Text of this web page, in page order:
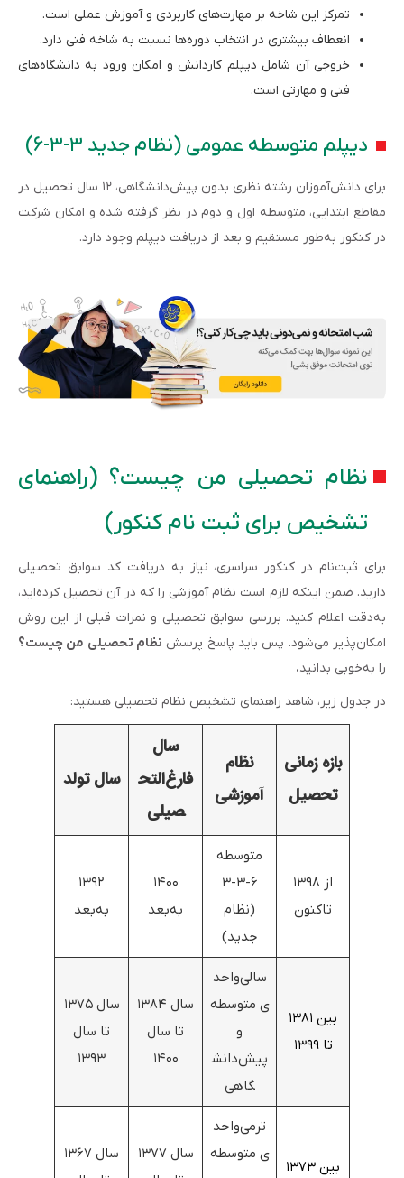
تمرکز این شاخه بر مهارت‌های کاربردی و آموزش عملی است.
انعطاف بیشتری در انتخاب دوره‌ها نسبت به شاخه فنی دارد.
خروجی آن شامل دیپلم کاردانش و امکان ورود به دانشگاه‌های
فنی و مهارتی است.
دیپلم متوسطه عمومی (نظام جدید ۳-۳-۶)
برای دانش‌آموزان رشته نظری بدون پیش‌دانشگاهی، ۱۲ سال تحصیل در
مقاطع ابتدایی، متوسطه اول و دوم در نظر گرفته شده و امکان شرکت
در کنکور به‌طور مستقیم و بعد از دریافت دیپلم وجود دارد.
نظام تحصیلی من چیست؟ (راهنمای
تشخیص برای ثبت نام کنکور)
برای ثبت‌نام در کنکور سراسری، نیاز به دریافت کد سوابق تحصیلی
دارید. ضمن اینکه لازم است نظام آموزشی را که در آن تحصیل کرده‌اید،
به‌دقت اعلام کنید. بررسی سوابق تحصیلی و نمرات قبلی از این روش
امکان‌پذیر می‌شود. پس باید پاسخ پرسش نظام تحصیلی من چیست؟
را به‌خوبی بدانید.
در جدول زیر، شاهد راهنمای تشخیص نظام تحصیلی هستید:
بازه زمانی
تحصیل
نظام
آموزشی
سال
فارغ‌التح
صیلی
سال تولد
از ۱۳۹۸
تاکنون
متوسطه
۶-۳-۳
(نظام
جدید)
۱۴۰۰
به‌بعد
۱۳۹۲
به‌بعد
بین ۱۳۸۱
تا ۱۳۹۹
سالی‌واحد
ی متوسطه
و
پیش‌دانش
گاهی
سال ۱۳۸۴
تا سال
۱۴۰۰
سال ۱۳۷۵
تا سال
۱۳۹۳
بین ۱۳۷۳
ترمی‌واحد
ی متوسطه
سال ۱۳۷۷
سال ۱۳۶۷